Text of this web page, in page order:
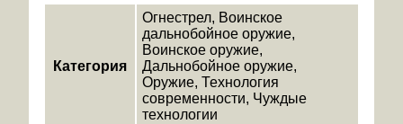
Категория
Огнестрел Воинское
дальнобойное оружие
Воинское оружие
Дальнобойное оружие
Оружие Технология
современности Чуждые
технологии